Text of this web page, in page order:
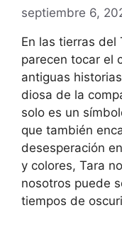
septiembre 6,
En las tierras
parecen tocar el
antiguas
diosa de la
solo es un
que también
desesperación
y colores, Tara
nosotros puede
tiempos de